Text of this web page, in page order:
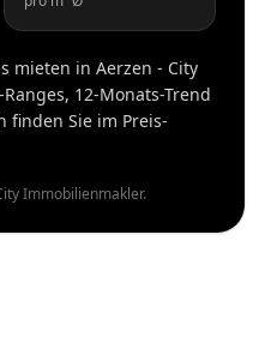
mieten in Aerzen - City
12-Monats-Trend
finden Sie im Preis-
Immobilienmakler.